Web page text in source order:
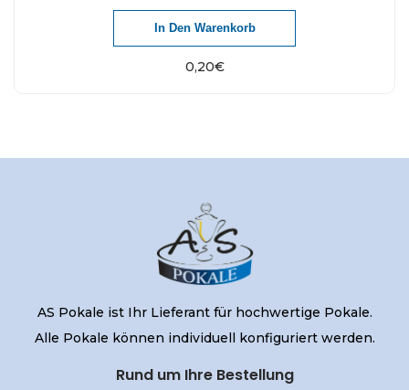
0,20€
In Den Warenkorb
AS Pokale ist Ihr Lieferant für hochwertige Pokale.
Alle Pokale können individuell konfiguriert werden.
Rund um Ihre Bestellung